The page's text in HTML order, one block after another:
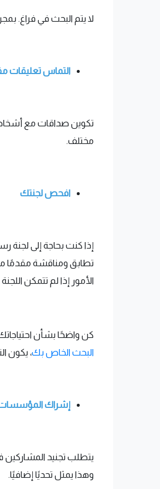
لا يتم البحث في فراغ.
التماس تعليقات
تكوين صداقات مع
مختلف.
افحص لجنتك
إذا كنت بحاجة إلى لجنة
تطابق ومناقشة مقدمًا
الأمور إذا لم تتمكن
كن واضحًا بشأن
البحث الخاص بك، يكون
إشراك
يتطلب تجنيد
وهذا يمثل تحديًا إضافيًا.